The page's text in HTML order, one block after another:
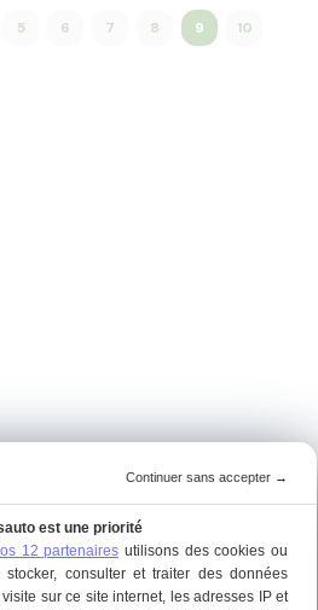
Continuer sans accepter →
est une priorité
12 partenaires utilisons des cookies ou
consulter et traiter des données
sur ce site internet, les adresses IP et
5 6 7 8 9 10